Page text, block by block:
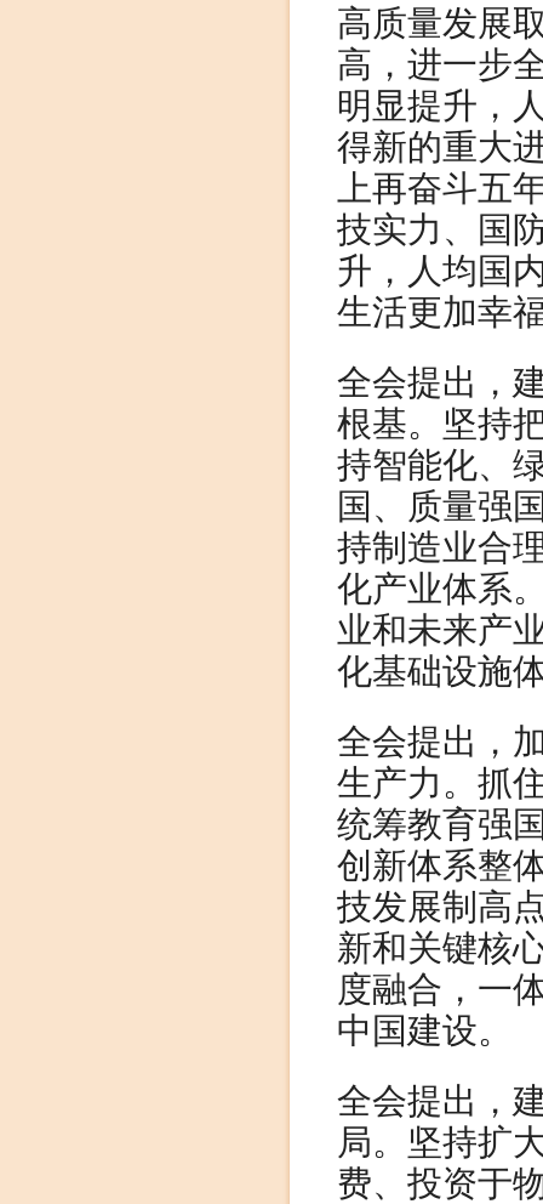
高质量发展
高，进一步
明显提升，
得新的重大
上再奋斗五
技实力、国
升，人均国
生活更加幸
全会提出，
根基。坚持
持智能化、
国、质量强
持制造业合
化产业体系
业和未来产
化基础设施
全会提出，
生产力。抓
统筹教育强
创新体系整
技发展制高
新和关键核
度融合，一
中国建设。
全会提出，
局。坚持扩
费、投资于